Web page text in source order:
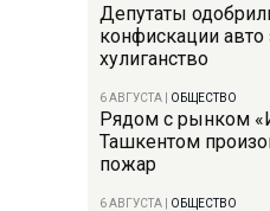
Депутаты
конфискации
хулиганство
6 АВГУСТА ОБЩЕСТВО
Рядом с рынком
Ташкентом
пожар
6 АВГУСТА ОБЩЕСТВО